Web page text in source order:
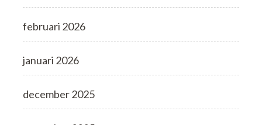
februari 2026
januari 2026
december 2025